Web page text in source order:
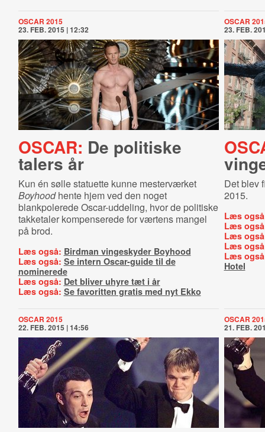
OSCAR 2015
23. FEB. 2015 | 12:32
OSCAR: De politiske
talers år
Kun én sølle statuette kunne mesterværket
Boyhoodhente hjem ved den noget
blankpolerede Oscar-uddeling, hvor de politiske
takketaler kompenserede for værtens mangel
på brod.
Læs også: Birdman vingeskyder Boyhood
Læs også: Se intern Oscar-guide til de
nominerede
Læs også: Det bliver uhyre tæt i år
Læs også: Se favoritten gratis med nyt Ekko
OSCAR
23. FEB.
Det blev
2015.
Læs
Læs
Læs
Læs
Læs
Hotel
OSCAR 2015
22. FEB. 2015 | 14:56
OSCAR
21. FEB.